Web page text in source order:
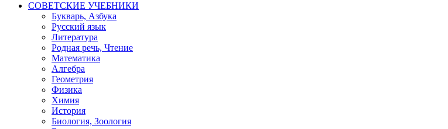
СОВЕТСКИЕ УЧЕБНИКИ
Букварь, Азбука
Русский язык
Литература
Родная речь, Чтение
Математика
Алгебра
Геометрия
Физика
Химия
История
Биология, Зоология